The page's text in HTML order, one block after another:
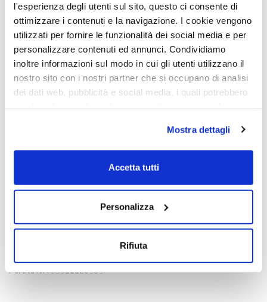
l'esperienza degli utenti sul sito, questo ci consente di
ottimizzare i contenuti e la navigazione. I cookie vengono
utilizzati per fornire le funzionalità dei social media e per
personalizzare contenuti ed annunci. Condividiamo
inoltre informazioni sul modo in cui gli utenti utilizzano il
nostro sito con i nostri partner che si occupano di analisi
dei dati web, pubblicità e social media, i quali potrebbero
Chiudendo il banner con la X oppure cliccando su Rifiuta
la navigazione proseguirà in assenza di cookie diversi da
Mostra dettagli
Accetta tutti
Personalizza
Rifiuta
Contatti
Viale Venezia, 100 - 33100 Udine
T. +39 0432 163 8865
Partita IVA 03022220309